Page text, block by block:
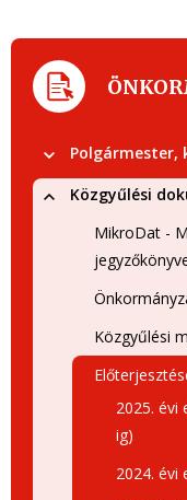
Közgyűlési
MikroDat -
Közgyűlési
2025. évi
ig)
2024. évi